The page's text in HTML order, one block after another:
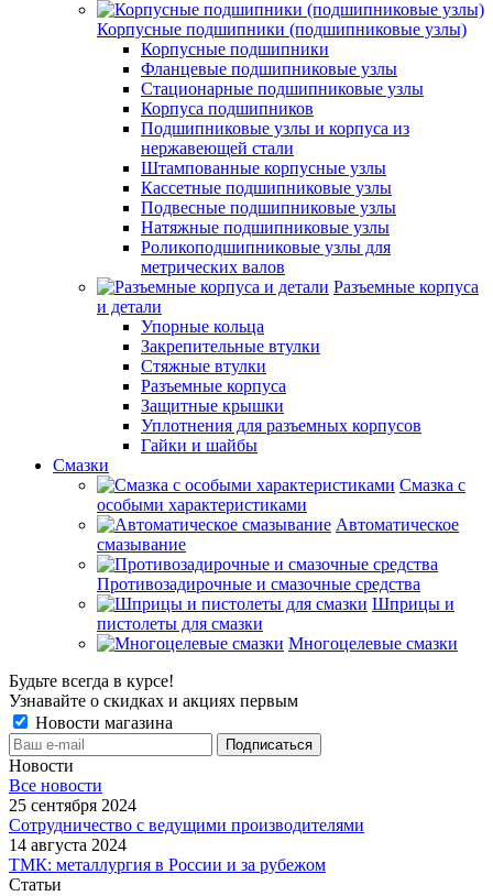
Корпусные подшипники (подшипниковые узлы)
Корпусные подшипники
Фланцевые подшипниковые узлы
Стационарные подшипниковые узлы
Корпуса подшипников
Подшипниковые узлы и корпуса из
нержавеющей стали
Штампованные корпусные узлы
Кассетные подшипниковые узлы
Подвесные подшипниковые узлы
Натяжные подшипниковые узлы
Роликоподшипниковые узлы для
метрических валов
Разъемные корпуса
и детали
Упорные кольца
Закрепительные втулки
Стяжные втулки
Разъемные корпуса
Защитные крышки
Уплотнения для разъемных корпусов
Гайки и шайбы
Смазки
Смазка с
особыми характеристиками
Автоматическое
смазывание
Противозадирочные и смазочные средства
Шприцы и
пистолеты для смазки
Многоцелевые смазки
Будьте всегда в курсе!
Узнавайте о скидках и акциях первым
Новости магазина
Новости
Все новости
25 сентября 2024
Сотрудничество с ведущими производителями
14 августа 2024
ТМК: металлургия в России и за рубежом
Статьи